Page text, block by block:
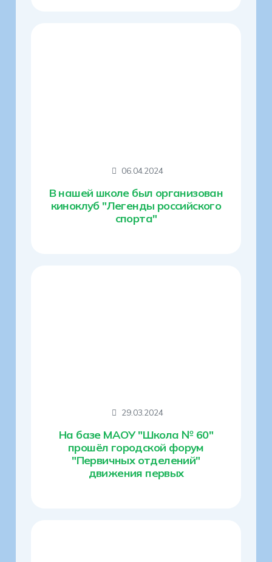
06.04.2024
В нашей школе был организован
киноклуб "Легенды российского
спорта"
29.03.2024
На базе МАОУ "Школа № 60"
прошёл городской форум
"Первичных отделений"
движения первых